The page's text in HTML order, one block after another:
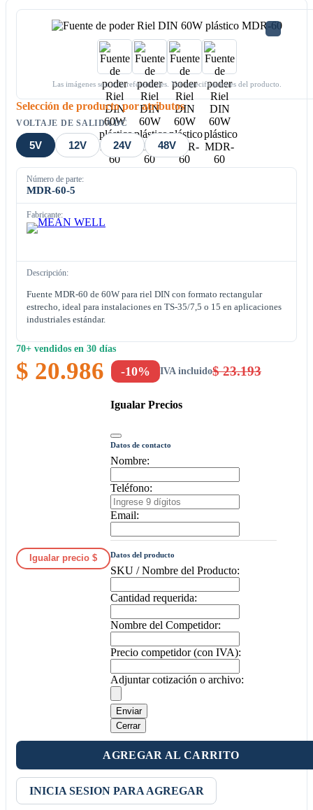
Las imágenes son solo referenciales. Ver especificaciones del producto.
Selección de producto por atributos
VOLTAJE DE SALIDA DC
5V 12V 24V 48V
Número de parte:
MDR-60-5
Fabricante:
Descripción:
Fuente MDR-60 de 60W para riel DIN con formato rectangular
estrecho, ideal para instalaciones en TS-35/7,5 o 15 en aplicaciones
industriales estándar.
70+ vendidos en 30 días
$ 20.986 -10% IVA incluido$ 23.193
Igualar precio $
Igualar Precios
Datos de contacto
Nombre:
Teléfono:
Email:
Datos del producto
SKU / Nombre del Producto:
Cantidad requerida:
Nombre del Competidor:
Precio competidor (con IVA):
Adjuntar cotización o archivo:
Enviar
Cerrar
AGREGAR AL CARRITO
INICIA SESION PARA AGREGAR